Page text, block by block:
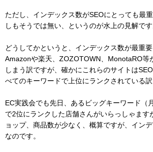
ただし、インデックス数がSEOにとっても最
しもそうでは無い、というのが水上の見解です
どうしてかというと、インデックス数が最重要
Amazonや楽天、ZOZOTOWN、MonotaRO等
しまう訳ですが、確かにこれらのサイトは
べてのキーワードで上位にランクされている訳
EC実践会でも先日、あるビッグキーワード（
で2位にランクした店舗さんがいらっしゃます
ョップ、商品数が少なく、概算ですが、イン
なのです。